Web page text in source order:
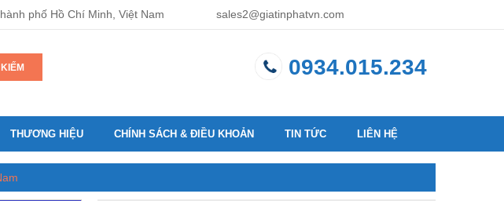
phố Hồ Chí Minh, Việt Nam sales2@giatinphatvn.com
0934.015.234
THƯƠNG HIỆU CHÍNH SÁCH & ĐIỀU KHOẢN TIN TỨC LIÊN HỆ